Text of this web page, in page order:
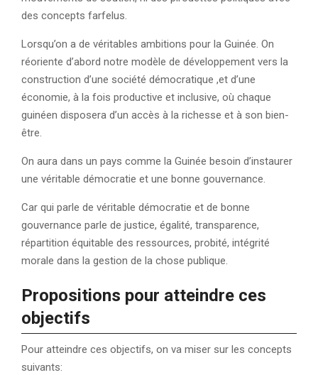
des concepts farfelus.
Lorsqu’on a de véritables ambitions pour la Guinée. On
réoriente d’abord notre modèle de développement vers la
construction d’une société démocratique ,et d’une
économie, à la fois productive et inclusive, où chaque
guinéen disposera d’un accès à la richesse et à son bien-
être.
On aura dans un pays comme la Guinée besoin d’instaurer
une véritable démocratie et une bonne gouvernance.
Car qui parle de véritable démocratie et de bonne
gouvernance parle de justice, égalité, transparence,
répartition équitable des ressources, probité, intégrité
morale dans la gestion de la chose publique.
Propositions pour atteindre ces
objectifs
Pour atteindre ces objectifs, on va miser sur les concepts
suivants: